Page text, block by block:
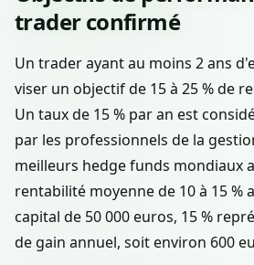
trader confirmé
Un trader ayant au moins 2 ans
viser un objectif de 15 à 25 % de
Un taux de 15 % par an est
par les professionnels de la
meilleurs hedge funds mondiaux
rentabilité moyenne de 10 à 15 %
capital de 50 000 euros, 15 %
de gain annuel, soit environ 600